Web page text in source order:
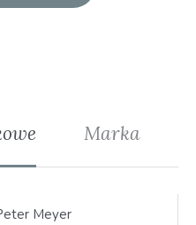
Marka
Meyer